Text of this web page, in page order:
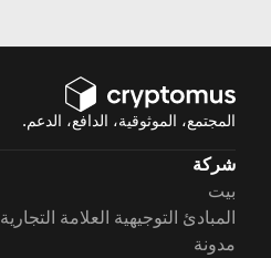
المجتمع، الموثوقية، الدافع، الدعم.
شركة
بيت
المبادئ التوجيهية العلامة التجارية
مدونة